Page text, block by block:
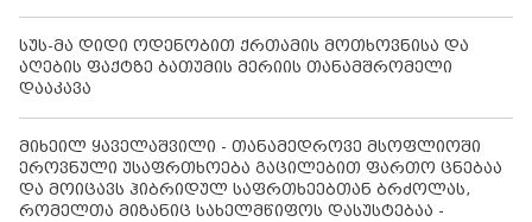
სუს-მა დიდი ოდენობით ქრთამის მოთხოვნისა და
აღების ფაქტზე ბათუმის მერიის თანამშრომელი
დააკავა
მიხეილ ყაველაშვილი - თანამედროვე მსოფლიოში
ეროვნული უსაფრთხოება გაცილებით ფართო ცნებაა
და მოიცავს ჰიბრიდულ საფრთხეებთან ბრძოლას,
რომელთა მიზანიც სახელმწიფოს დასუსტებაა -